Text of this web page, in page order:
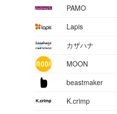
PAMO
Lapis
カザハナ
MOON
beastmaker
K.crimp